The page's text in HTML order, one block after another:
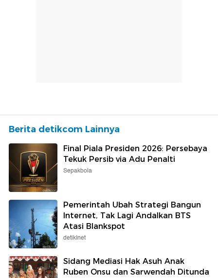
Berita detikcom Lainnya
Final Piala Presiden 2026: Persebaya
Tekuk Persib via Adu Penalti
Sepakbola
Pemerintah Ubah Strategi Bangun
Internet, Tak Lagi Andalkan BTS
Atasi Blankspot
detikInet
Sidang Mediasi Hak Asuh Anak
Ruben Onsu dan Sarwendah Ditunda